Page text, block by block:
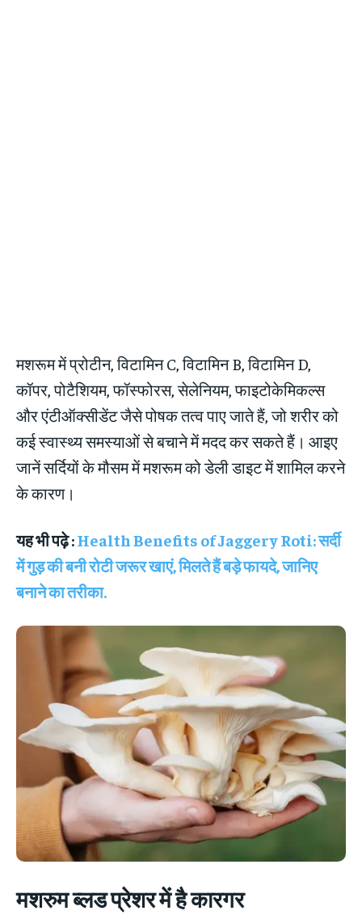
मशरूम में प्रोटीन, विटामिन C, विटामिन B, विटामिन D,
कॉपर, पोटैशियम, फॉस्फोरस, सेलेनियम, फाइटोकेमिकल्स
और एंटीऑक्सीडेंट जैसे पोषक तत्व पाए जाते हैं, जो शरीर को
कई स्वास्थ्य समस्याओं से बचाने में मदद कर सकते हैं। आइए
जानें सर्दियों के मौसम में मशरूम को डेली डाइट में शामिल करने
के कारण।
यह भी पढ़े :Health Benefits of Jaggery Roti: सर्दी
में गुड़ की बनी रोटी जरूर खाएं, मिलते हैं बड़े फायदे, जानिए
बनाने का तरीका.
मशरुम ब्लड प्रेशर में है कारगर